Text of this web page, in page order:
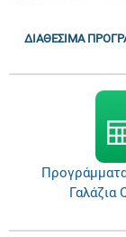
ΔΙΑΘΕΣΙΜΑ
Γαλάζια